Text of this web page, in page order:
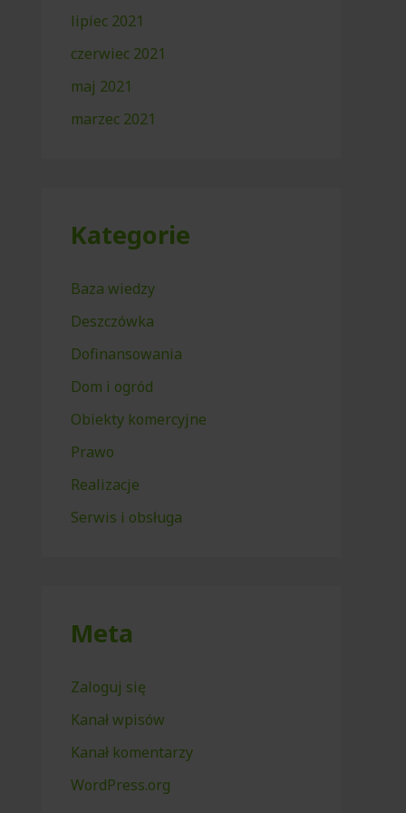
lipiec 2021
czerwiec 2021
maj 2021
marzec 2021
Kategorie
Baza wiedzy
Deszczówka
Dofinansowania
Dom i ogród
Obiekty komercyjne
Prawo
Realizacje
Serwis i obsługa
Meta
Zaloguj się
Kanał wpisów
Kanał komentarzy
WordPress.org